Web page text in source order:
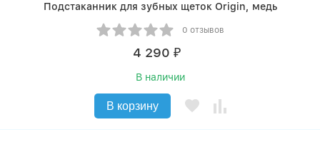
Подстаканник для зубных щеток Origin, медь
0 отзывов
4 290 ₽
В наличии
В корзину